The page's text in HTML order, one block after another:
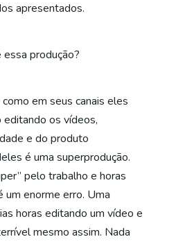
apresentados.
essa produção?
em seus canais eles
os vídeos,
e do produto
é uma superprodução.
pelo trabalho e horas
enorme erro. Uma
horas editando um vídeo e
mesmo assim. Nada